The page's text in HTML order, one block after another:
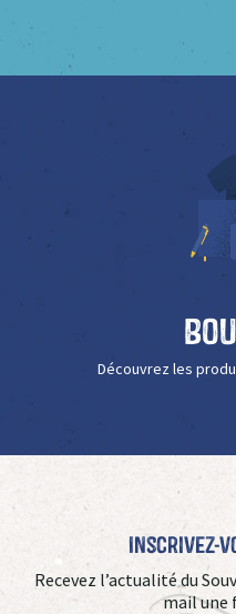
Découvrez les
Inscrivez-
Recevez l’actualité du
mail une